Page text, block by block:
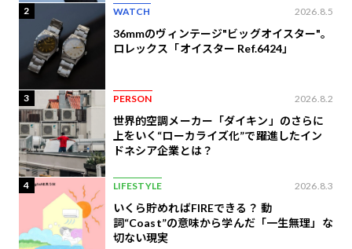
2 WATCH 2026.8.5
36mmのヴィンテージ"ビッグオイスター"。
ロレックス「オイスター Ref.6424」
3 PERSON 2026.8.2
世界的空調メーカー「ダイキン」のさらに
上をいく“ローカライズ化”で躍進したイン
ドネシア企業とは？
4 LIFESTYLE 2026.8.3
いくら貯めればFIREできる？ 動
詞“Coast”の意味から学んだ「一生無理」な
切ない現実